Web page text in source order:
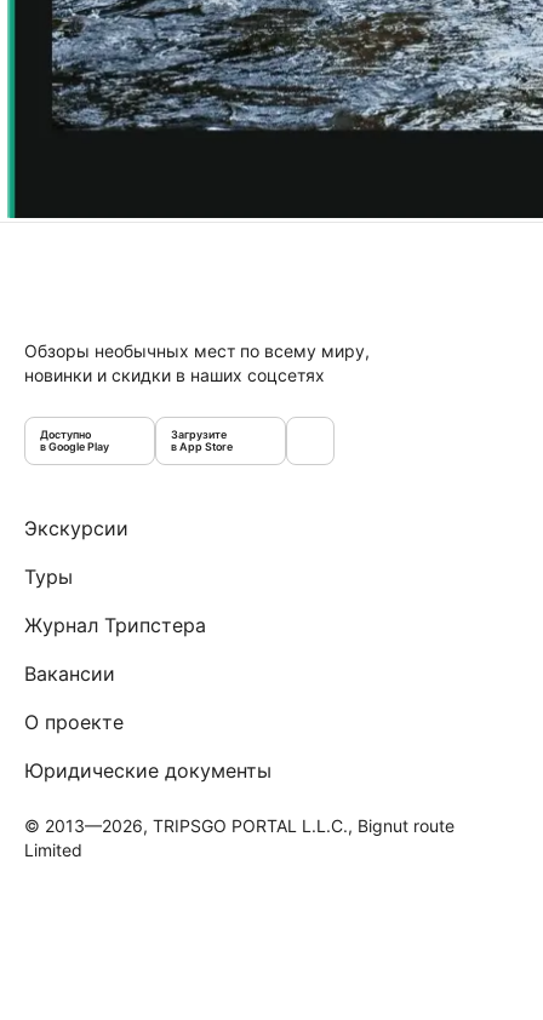
Обзоры необычных мест по всему миру,
новинки и скидки в наших соцсетях
Доступно
в Google Play
Загрузите
в App Store
Экскурсии
Туры
Журнал Трипстера
Вакансии
О проекте
Юридические документы
© 2013—2026, TRIPSGO PORTAL L.L.C., Bignut route
Limited